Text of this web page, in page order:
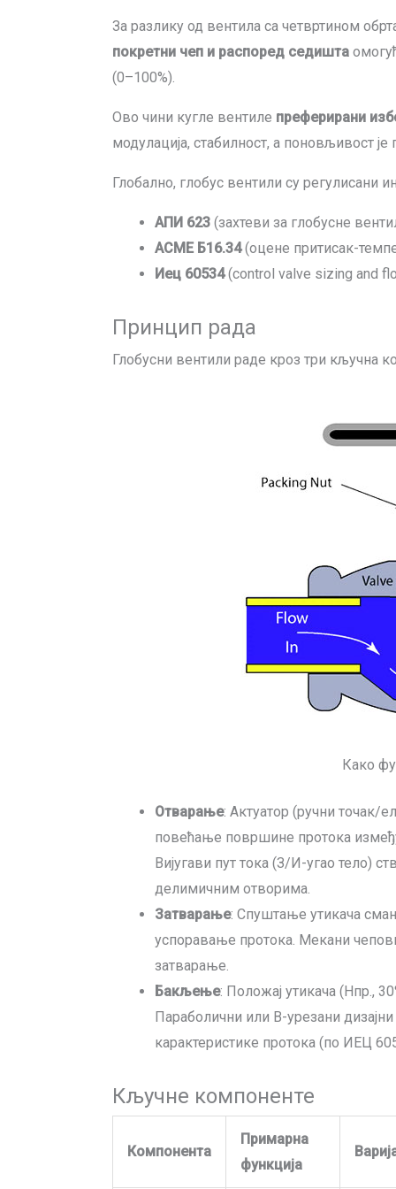
За разлику од вентила са четвртином
покретни чеп и распоред седишта
(0–100%).
Ово чини кугле вентиле преферирани
модулација, стабилност, а поновљивост је
Глобално, глобус вентили су регулисани
АПИ 623(захтеви за глобусне
АСМЕ Б16.34(оцене притисак-
Иец 60534(control valve sizing and
Принцип рада
Глобусни вентили раде кроз три кључна
Како
Отварање: Актуатор (ручни точак/
повећање површине протока
Вијугави пут тока (З/И-угао тело)
делимичним отворима.
Затварање: Спуштање утикача
успоравање протока. Мекани
затварање.
Бакљење: Положај утикача (Нпр.,
Параболични или В-урезани
карактеристике протока (по ИЕЦ
Кључне компоненте
Компонента
Примарна
функција